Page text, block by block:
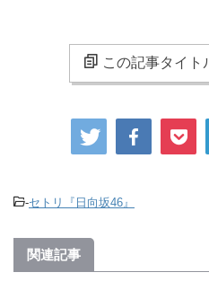
この記事タイト
-セトリ『日向坂46』
関連記事